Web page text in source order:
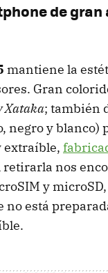
de
mantiene la
Gran
Xataka; también
negro y blanco)
extraíble,
retirarla nos
y
no está